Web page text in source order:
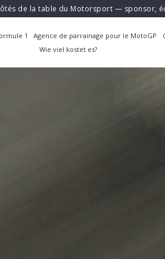
de la table du Motorsport — sponsor,
1 Agence de parrainage pour le MotoGP
Wie viel kostet es?